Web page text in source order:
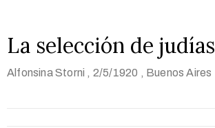
La selección de judías
Alfonsina Storni , 2/5/1920 , Buenos Aires